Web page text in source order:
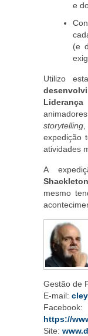
e
(e
Utilizo
Liderança
storytelling
expedição
atividades
A
Shackleton
mesmo
Gestão de
E-mail:
Facebook:
https://
Site: